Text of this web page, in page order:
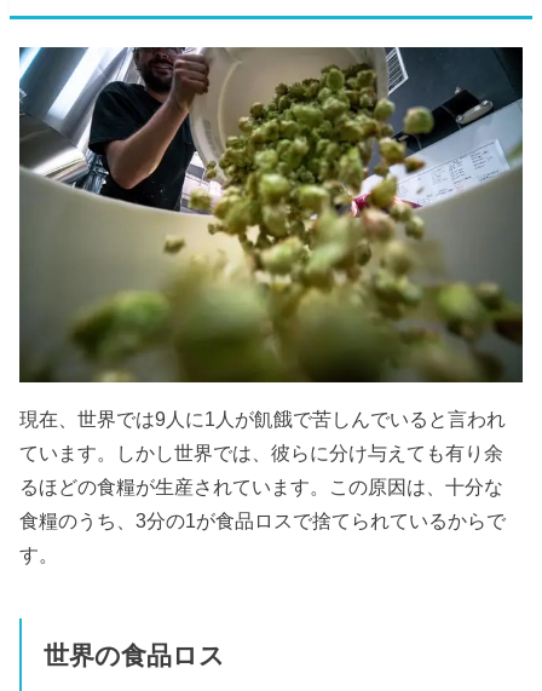
現在、世界では9人に1人が飢餓で苦しんでいると言われ
ています。しかし世界では、彼らに分け与えても有り余
るほどの食糧が生産されています。この原因は、十分な
食糧のうち、3分の1が食品ロスで捨てられているからで
す。
世界の食品ロス